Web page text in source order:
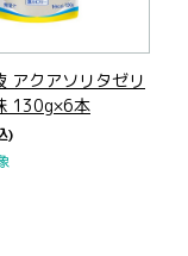
アクアソリタゼリ
130g×6本
)